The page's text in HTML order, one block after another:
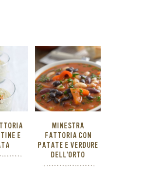
E
MINESTRA
FATTORIA CON
PATATE E VERDURE
DELL’ORTO